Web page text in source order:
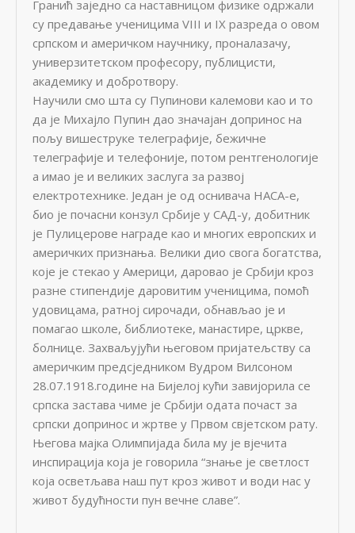
Гранић заједно са наставницом физике одржали
су предавање ученицима VIII и IX разреда о овом
српском и америчком научнику, проналазачу,
универзитетском професору, публицисти,
академику и добротвору.
Научили смо шта су Пупинови калемови као и то
да је Михајло Пупин дао значајан допринос на
пољу вишеструке телеграфије, бежичне
телеграфије и телефоније, потом рентгенологије
а имао је и великих заслуга за развој
електротехнике. Један је од оснивача НАСА-е,
био је почасни конзул Србије у САД-у, добитник
је Пулицерове награде као и многих европских и
америчких признања. Велики дио свога богатства,
које је стекао у Америци, даровао је Србији кроз
разне стипендије даровитим ученицима, помоћ
удовицама, ратној сирочади, обнављао је и
помагао школе, библиотеке, манастире, цркве,
болнице. Захваљујући његовом пријатељству са
америчким предсједником Вудром Вилсоном
28.07.1918.године на Бијелој кући завијорила се
српска застава чиме је Србији одата почаст за
српски допринос и жртве у Првом свјетском рату.
Његова мајка Олимпијада била му је вјечита
инспирација која је говорила “знање је светлост
која осветљава наш пут кроз живот и води нас у
живот будућности пун вечне славе”.